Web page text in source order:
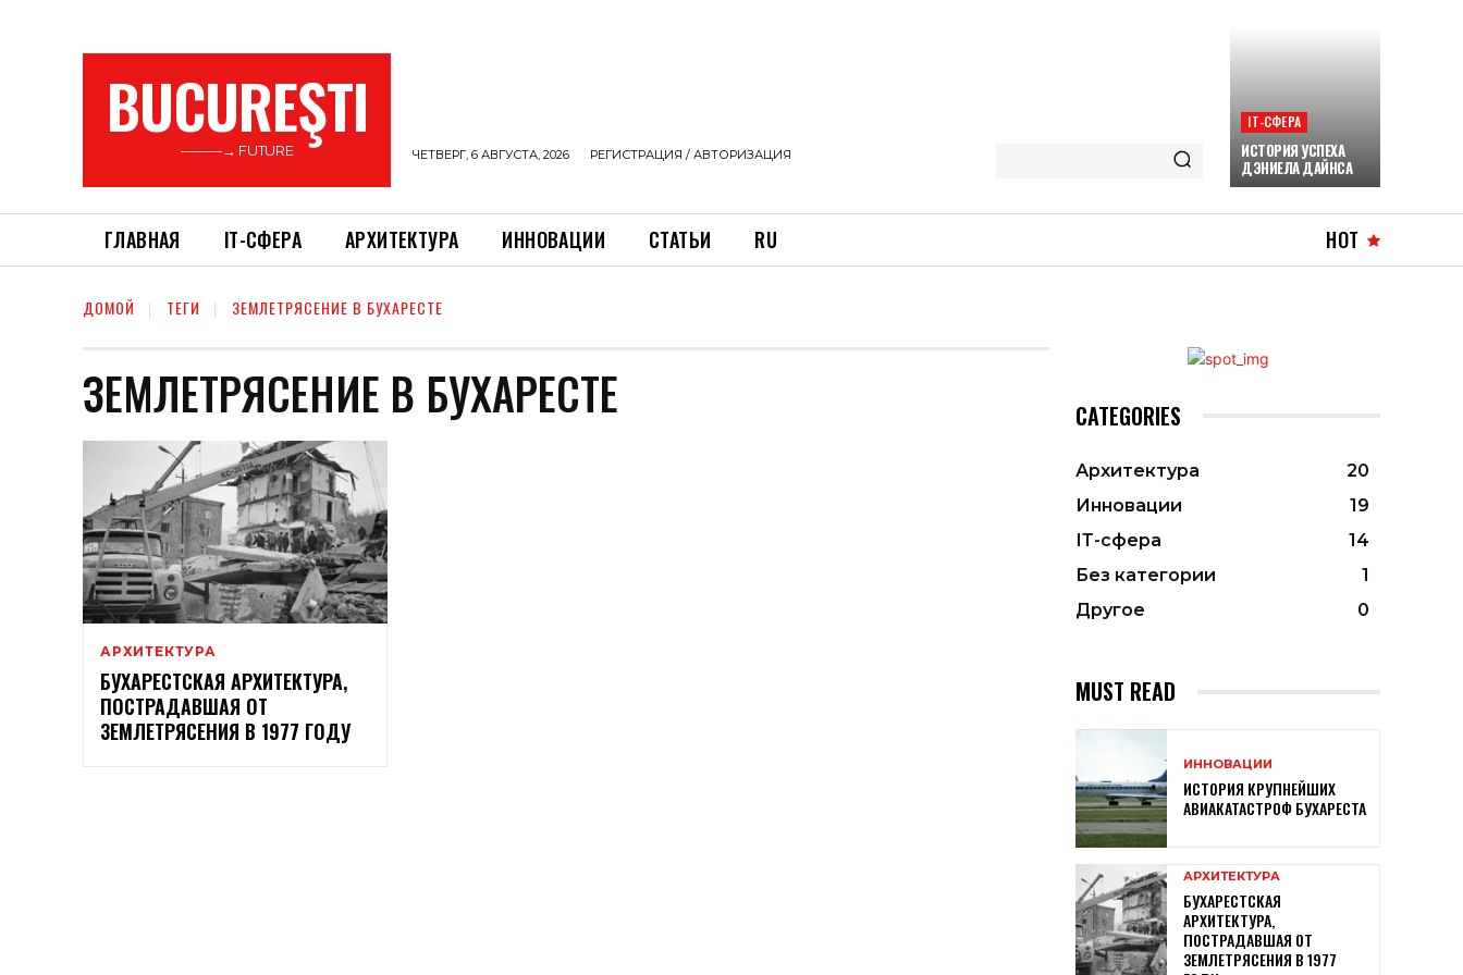
BUCUREŞTI
———→ FUTURE ЧЕТВЕРГ, 6 АВГУСТА, 2026 РЕГИСТРАЦИЯ / АВТОРИЗАЦИЯ
ІТ-СФЕРА
ИСТОРИЯ УСПЕХА
ДЭНИЕЛА ДАЙНСА
ГЛАВНАЯ ІТ-СФЕРА АРХИТЕКТУРА ИННОВАЦИИ СТАТЬИ RU HOT
ДОМОЙ ТЕГИ ЗЕМЛЕТРЯСЕНИЕ В БУХАРЕСТЕ
ЗЕМЛЕТРЯСЕНИЕ В БУХАРЕСТЕ
АРХИТЕКТУРА
БУХАРЕСТСКАЯ АРХИТЕКТУРА,
ПОСТРАДАВШАЯ ОТ
ЗЕМЛЕТРЯСЕНИЯ В 1977 ГОДУ
CATEGORIES
Архитектура
20
Инновации
19
ІТ-сфера
14
Без категории
1
Другое
0
MUST READ
ИННОВАЦИИ
ИСТОРИЯ КРУПНЕЙШИХ
АВИАКАТАСТРОФ БУХАРЕСТА
АРХИТЕКТУРА
БУХАРЕСТСКАЯ
АРХИТЕКТУРА,
ПОСТРАДАВШАЯ ОТ
ЗЕМЛЕТРЯСЕНИЯ В 1977